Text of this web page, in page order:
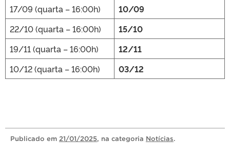
17/09 (quarta – 16:00h)
10/09
22/10 (quarta – 16:00h)
15/10
19/11 (quarta – 16:00h)
12/11
10/12 (quarta – 16:00h)
03/12
Publicado em 21/01/2025, na categoria Notícias.